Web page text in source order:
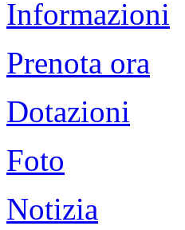
Informazioni
Prenota ora
Dotazioni
Foto
Notizia